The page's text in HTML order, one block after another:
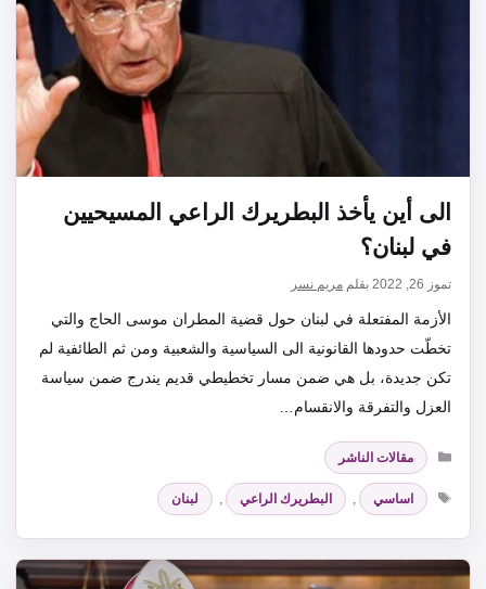
الى أين يأخذ البطريرك الراعي المسيحيين
في لبنان؟
تموز 26, 2022 بقلم مريم نسر
الأزمة المفتعلة في لبنان حول قضية المطران موسى الحاج والتي
تخطّت حدودها القانونية الى السياسية والشعبية ومن ثم الطائفية لم
تكن جديدة، بل هي ضمن مسار تخطيطي قديم يندرج ضمن سياسة
العزل والتفرقة والانقسام…
التصنيفات
مقالات الناشر
الوسوم
اساسي البطريرك الراعي لبنان